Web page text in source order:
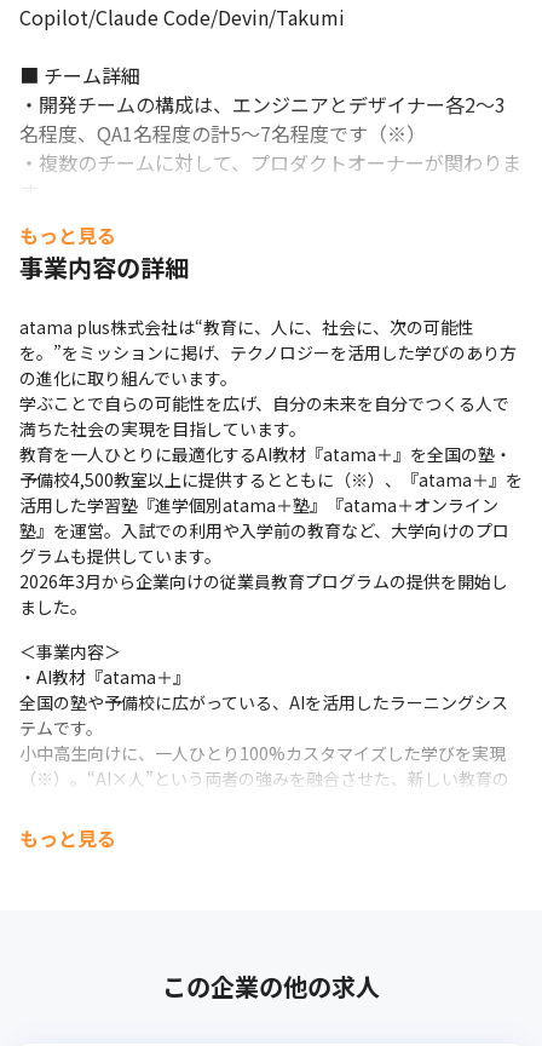
Copilot/Claude Code/Devin/Takumi
■ チーム詳細
・開発チームの構成は、エンジニアとデザイナー各2～3
名程度、QA1名程度の計5～7名程度です（※）
・複数のチームに対して、プロダクトオーナーが関わりま
す
・各開発チームは事業推進を担当する各ビジネスチームと
も密に連携しながら一体となって開発を進めます
・そのほか、SREチームや横断的な技術課題を担当する開
■ 現場・社員の雰囲気
・ビジネスサイドメンバー、エンジニア/開発メンバー、
コーポレートメンバー間に垣根がなく、メンバー全員がよ
り良いプロダクトを届けることを大事にし、オープンかつ
フラットな議論が活発に行われています
・平均年齢34歳、20代から40代のメンバーが所属してい
ます（※）
※2026年4月時点
もっと見る
事業内容の詳細
atama plus株式会社は“教育に、人に、社会に、次の可能性
を。”をミッションに掲げ、テクノロジーを活用した学びのあり方
の進化に取り組んでいます。
学ぶことで自らの可能性を広げ、自分の未来を自分でつくる人で
満ちた社会の実現を目指しています。
教育を一人ひとりに最適化するAI教材『atama＋』を全国の塾・
予備校4,500教室以上に提供するとともに（※）、『atama＋』を
活用した学習塾『進学個別atama＋塾』『atama＋オンライン
塾』を運営。入試での利用や入学前の教育など、大学向けのプロ
グラムも提供しています。
2026年3月から企業向けの従業員教育プログラムの提供を開始し
ました。
＜事業内容＞
・AI教材『atama＋』
全国の塾や予備校に広がっている、AIを活用したラーニングシス
テムです。
小中高生向けに、一人ひとり100%カスタマイズした学びを実現
（※）。“AI×人”という両者の強みを融合させた、新しい教育の
・高大接続プログラム
・『進学個別atama＋塾』
もっと見る
この企業の他の求人